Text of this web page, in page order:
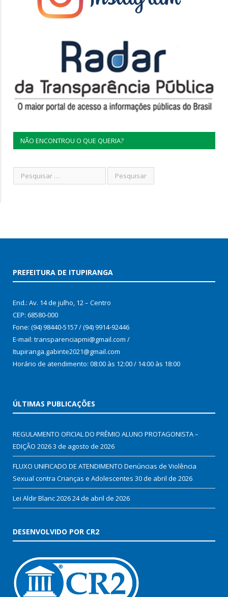
NÃO ENCONTROU O QUE QUERIA?
PREFEITURA DE ITUPIRANGA
End.: Av. 14 de julho, 12 – Centro
CEP: 68580-000
Fone: (94) 98440-5157 / (94) 9914-92446
E-mail: transparenciapmi@gmail.com /
Itupiranga.gabinte2021@gmail.com
Horário de atendimento: 08:00 às 12:00 / 14:00 às 18:00
ÚLTIMAS PUBLICAÇÕES
REGULAMENTO OFICIAL DO PRÊMIO ALUNO PROTAGONISTA –
EDIÇÃO 20263 de agosto de 2026
FLUXO UNIFICADO DE ATENDIMENTO Denúncias de Violência
Sexual contra Crianças e Adolescentes 30 de abril de 2026
Lei Aldir Blanc 202624 de abril de 2026
DESENVOLVIDO POR CR2